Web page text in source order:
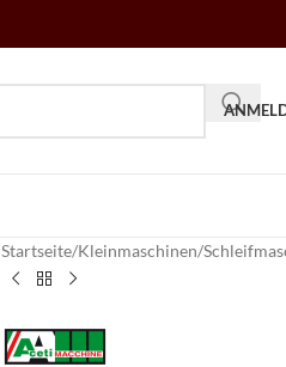
Startseite/Kleinmaschinen/